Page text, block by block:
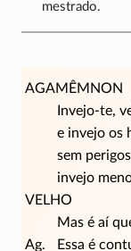
mestrado.
AGAMÊMNON
Invejo-te,
e invejo os
sem
invejo
VELHO
Mas é aí
Ag.
Essa é